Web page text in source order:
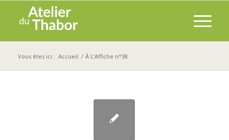
Vous êtes ici : Accueil / À L’Affiche n°38